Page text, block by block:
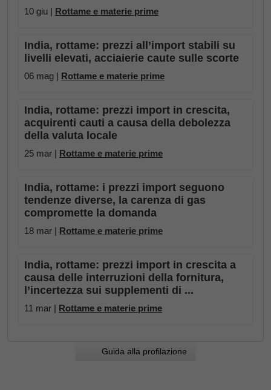
10 giu | Rottame e materie prime
India, rottame: prezzi all’import stabili su
livelli elevati, acciaierie caute sulle scorte
06 mag | Rottame e materie prime
India, rottame: prezzi import in crescita,
acquirenti cauti a causa della debolezza
della valuta locale
25 mar | Rottame e materie prime
India, rottame: i prezzi import seguono
tendenze diverse, la carenza di gas
compromette la domanda
18 mar | Rottame e materie prime
India, rottame: prezzi import in crescita a
causa delle interruzioni della fornitura,
l’incertezza sui supplementi di ...
11 mar | Rottame e materie prime
Guida alla profilazione